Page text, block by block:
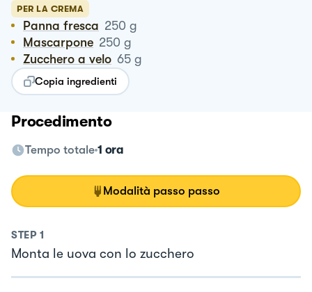
PER LA CREMA
Panna fresca 250 g
Mascarpone 250 g
Zucchero a velo 65 g
Copia ingredienti
Procedimento
Tempo totale 1 ora
Modalità passo passo
STEP 1
Monta le uova con lo zucchero